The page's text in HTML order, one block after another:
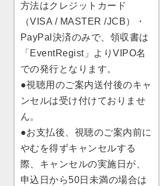
方法はクレジットカード
（VISA / MASTER /JCB）・
PayPal決済のみで、領収書は
「EventRegist」よりVIPO名
での発行となります。
●視聴用のご案内送付後のキャ
ンセルは受け付けておりませ
ん。
●お支払後、視聴のご案内前に
やむを得ずキャンセルする
際、キャンセルの実施日が、
申込日から50日未満の場合は